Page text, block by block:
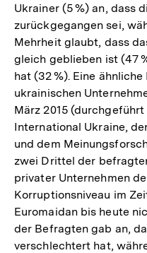
Ukrainer (5 %) an, dass
zurückgegangen sei,
Mehrheit glaubt, dass
gleich geblieben ist (47
hat (32 %). Eine
ukrainischen
März 2015
International Ukraine,
und dem
zwei Drittel der
privater Unternehmen
Korruptionsniveau im
Euromaidan bis heute
der Befragten gab an,
verschlechtert hat,